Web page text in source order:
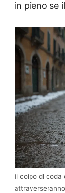
in pieno se
Il colpo di coda